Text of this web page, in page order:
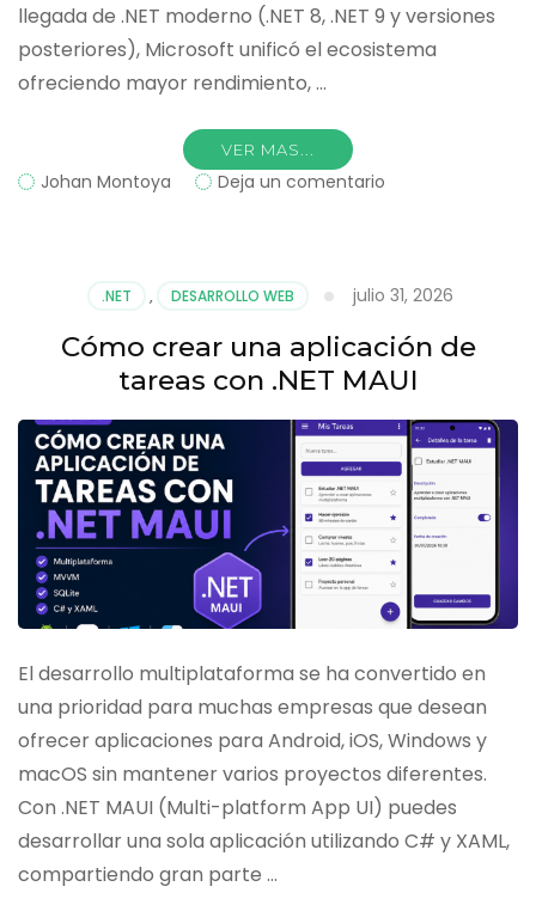
llegada de .NET moderno (.NET 8, .NET 9 y versiones
posteriores), Microsoft unificó el ecosistema
ofreciendo mayor rendimiento, …
VER MAS...
Johan Montoya Deja un comentario
antigua
de
.NET
Framework
.NET
moderno
.NET , DESARROLLO WEB julio 31, 2026
Cómo crear una aplicación de
tareas con .NET MAUI
El desarrollo multiplataforma se ha convertido en
una prioridad para muchas empresas que desean
ofrecer aplicaciones para Android, iOS, Windows y
macOS sin mantener varios proyectos diferentes.
Con .NET MAUI (Multi-platform App UI) puedes
desarrollar una sola aplicación utilizando C# y XAML,
compartiendo gran parte …